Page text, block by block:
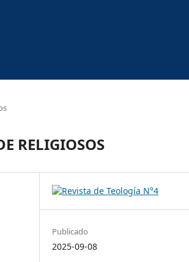
RELIGIOSOS
Publicado
2025-09-08